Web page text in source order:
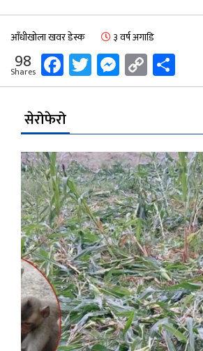
आँधीखोला खवर डेस्क ३ वर्ष अगाडि
98
Shares Facebook
Twitter
Messenger
Copy
Link
सेरोफेरो